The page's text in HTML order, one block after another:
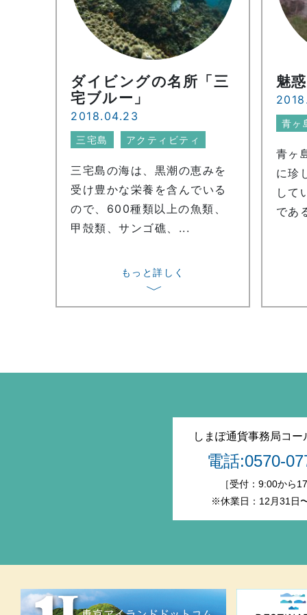
ダイビングの名所「三
宅ブルー」
2018.04.23
三宅島 アクティビティ
三宅島の海は、黒潮の恵みを
受け豊かな栄養を含んでいる
ので、600種類以上の魚類、
甲殻類、サンゴ礁、...
もっと詳しく
〉
魅
青ヶ
青ヶ
に珍
して
であ
しまぽ通貨事務局コー
電話:0570-
［受付：9:00から
※休業日：12月31日